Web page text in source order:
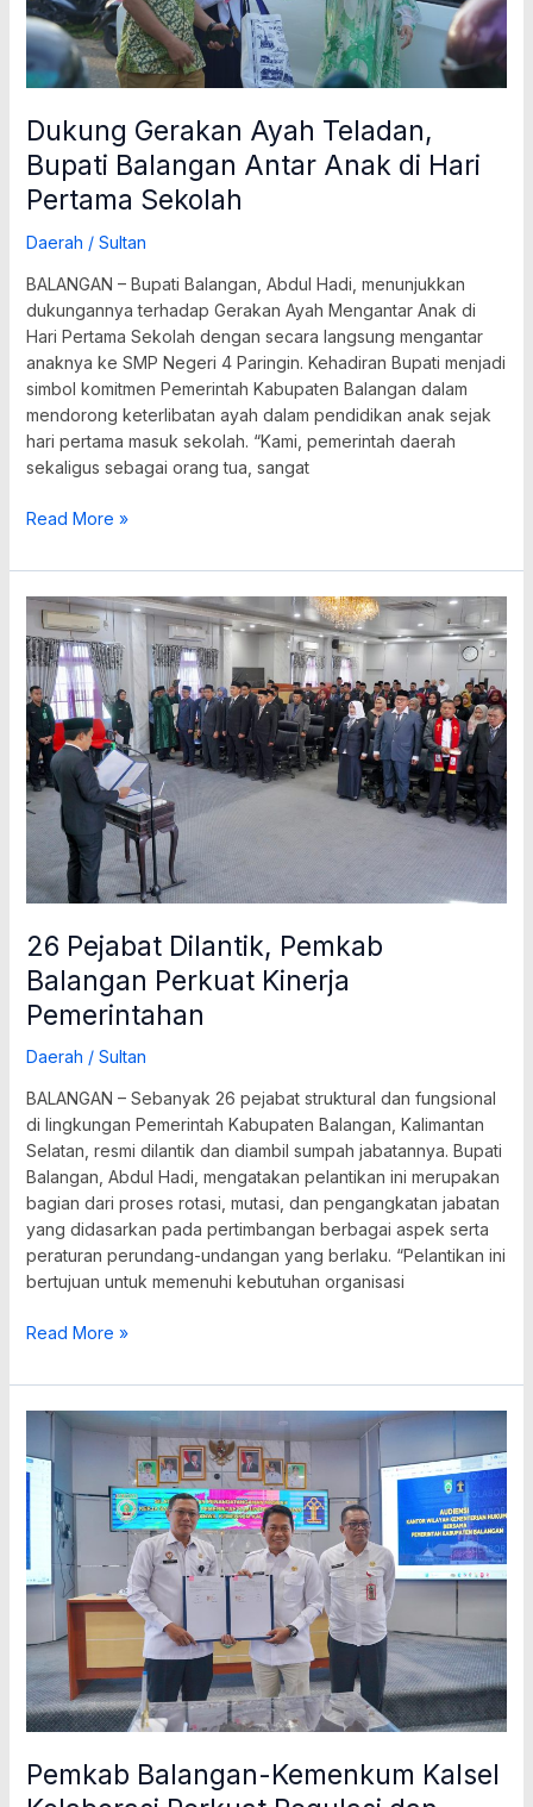
Dukung Gerakan Ayah Teladan,
Bupati Balangan Antar Anak di Hari
Pertama Sekolah
Daerah / Sultan
BALANGAN – Bupati Balangan, Abdul Hadi, menunjukkan
dukungannya terhadap Gerakan Ayah Mengantar Anak di
Hari Pertama Sekolah dengan secara langsung mengantar
anaknya ke SMP Negeri 4 Paringin. Kehadiran Bupati menjadi
simbol komitmen Pemerintah Kabupaten Balangan dalam
mendorong keterlibatan ayah dalam pendidikan anak sejak
hari pertama masuk sekolah. “Kami, pemerintah daerah
sekaligus sebagai orang tua, sangat
Hari
Pertama
Sekolah
Read More »
26 Pejabat Dilantik, Pemkab
Balangan Perkuat Kinerja
Pemerintahan
Daerah / Sultan
BALANGAN – Sebanyak 26 pejabat struktural dan fungsional
di lingkungan Pemerintah Kabupaten Balangan, Kalimantan
Selatan, resmi dilantik dan diambil sumpah jabatannya. Bupati
Balangan, Abdul Hadi, mengatakan pelantikan ini merupakan
bagian dari proses rotasi, mutasi, dan pengangkatan jabatan
yang didasarkan pada pertimbangan berbagai aspek serta
peraturan perundang-undangan yang berlaku. “Pelantikan ini
bertujuan untuk memenuhi kebutuhan organisasi
26
Pejabat
Dilantik,
Pemkab
Balangan
Perkuat
Kinerja
Pemerintahan
Read More »
Pemkab Balangan-Kemenkum Kalsel
Pemkab
Kemenkum
Kalsel
Kolaborasi
Perkuat
Regulasi
Perlindungan
Inovasi